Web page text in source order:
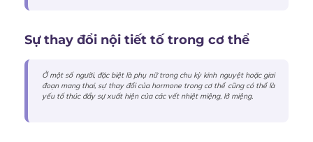
Sự thay đổi nội tiết tố trong cơ thể
Ở một số người, đặc biệt là phụ nữ trong chu kỳ kinh nguyệt hoặc giai
đoạn mang thai, sự thay đổi của hormone trong cơ thể cũng có thể là
yếu tố thúc đẩy sự xuất hiện của các vết nhiệt miệng, lở miệng.